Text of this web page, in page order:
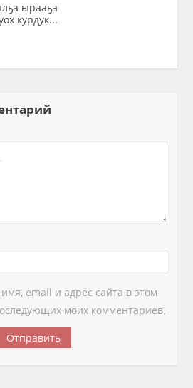
ырааҕа
курдук...
email и адрес сайта в этом
моих комментариев.